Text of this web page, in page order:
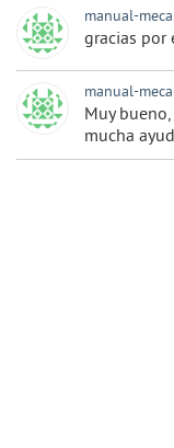
manual-
gracias por
manual-
Muy
mucha